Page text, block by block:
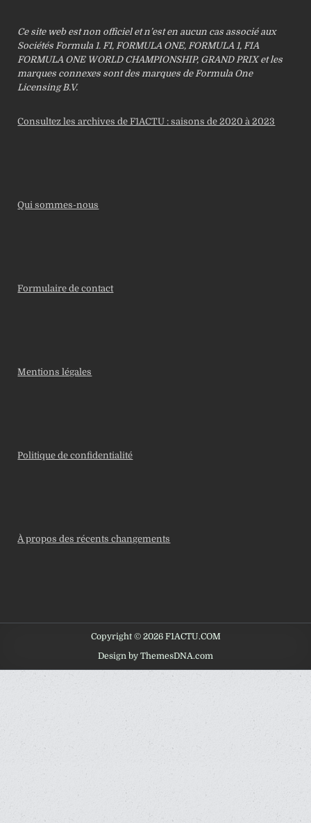
Ce site web est non officiel et n’est en aucun cas associé aux
Sociétés Formula 1. F1, FORMULA ONE, FORMULA 1, FIA
FORMULA ONE WORLD CHAMPIONSHIP, GRAND PRIX et les
marques connexes sont des marques de Formula One
Licensing B.V.
Consultez les archives de F1ACTU : saisons de 2020 à 2023
Qui sommes-nous
Formulaire de contact
Mentions légales
Politique de confidentialité
À propos des récents changements
Copyright © 2026 F1ACTU.COM
Design by ThemesDNA.com